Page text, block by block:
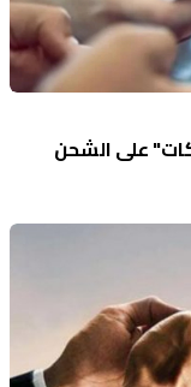
على الشحن